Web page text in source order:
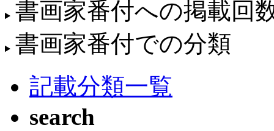
書画家番付への掲載回
書画家番付での分類
記載分類一覧
search